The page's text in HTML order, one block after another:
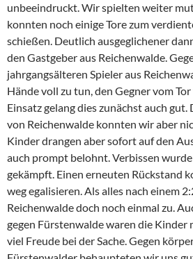
unbeeindruckt. Wir spielten weiter
konnten noch einige Tore zum
schießen. Deutlich ausgeglichener
den Gastgeber aus Reichenwalde.
jahrgangsälteren Spieler aus
Hände voll zu tun, den Gegner vom
Einsatz gelang dies zunächst auch
von Reichenwalde konnten wir aber
Kinder drangen aber sofort auf den
auch prompt belohnt. Verbissen
gekämpft. Einen erneuten Rückstand
weg egalisieren. Als alles nach einem
Reichenwalde doch noch einmal zu.
gegen Fürstenwalde waren die Kinder
viel Freude bei der Sache. Gegen